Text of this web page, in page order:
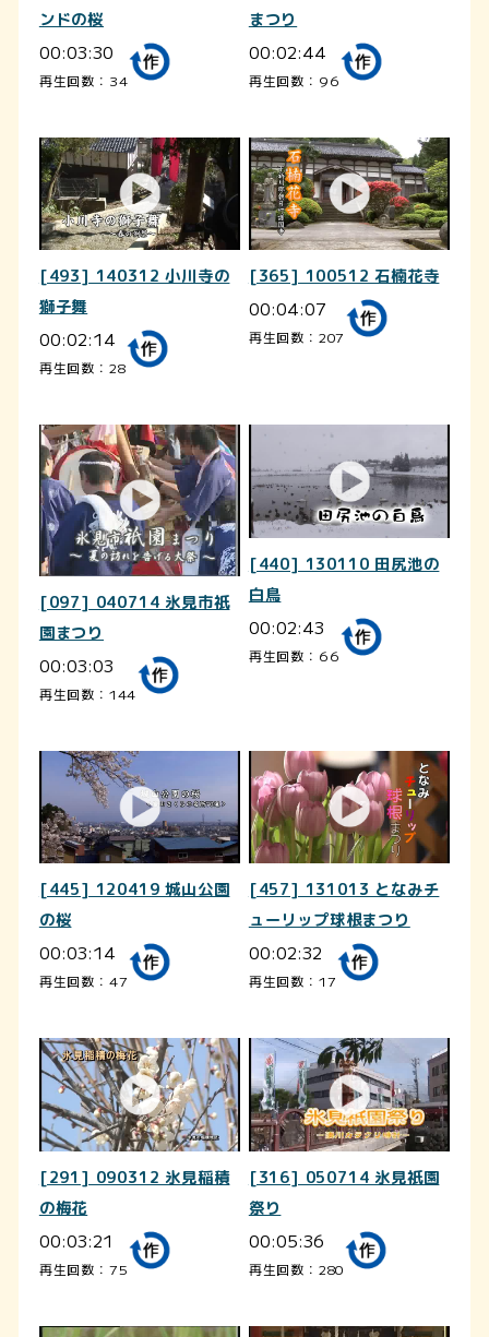
ンドの桜
00:03:30
再生回数：34
まつり
00:02:44
再生回数：96
[493] 140312 小川寺の
獅子舞
00:02:14
再生回数：28
[365] 100512 石楠花寺
00:04:07
再生回数：207
[097] 040714 氷見市祇
園まつり
00:03:03
再生回数：144
[440] 130110 田尻池の
白鳥
00:02:43
再生回数：66
[445] 120419 城山公園
の桜
00:03:14
再生回数：47
[457] 131013 となみチ
ューリップ球根まつり
00:02:32
再生回数：17
[291] 090312 氷見稲積
の梅花
00:03:21
再生回数：75
[316] 050714 氷見祇園
祭り
00:05:36
再生回数：280